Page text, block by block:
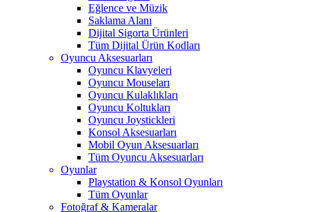
Eğlence ve Müzik
Saklama Alanı
Dijital Sigorta Ürünleri
Tüm Dijital Ürün Kodları
Oyuncu Aksesuarları
Oyuncu Klavyeleri
Oyuncu Mouseları
Oyuncu Kulaklıkları
Oyuncu Koltukları
Oyuncu Joystickleri
Konsol Aksesuarları
Mobil Oyun Aksesuarları
Tüm Oyuncu Aksesuarları
Oyunlar
Playstation & Konsol Oyunları
Tüm Oyunlar
Fotoğraf & Kameralar